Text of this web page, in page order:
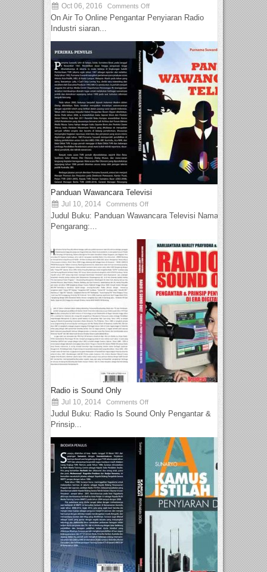
Oct 06, 2016 Comments Off
On Air To Online Pengantar Penyiaran Radio
Industri siaran...
Panduan Wawancara Televisi
Jul 10, 2014 Comments Off
Judul Buku: Panduan Wawancara Televisi Nama
Pengarang:...
Radio is Sound Only
Jul 10, 2014 Comments Off
Judul Buku: Radio Is Sound Only Pengantar &
Prinsip...